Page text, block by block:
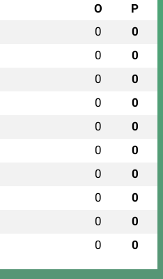
O P
0 0
0 0
0 0
0 0
0 0
0 0
0 0
0 0
0 0
0 0